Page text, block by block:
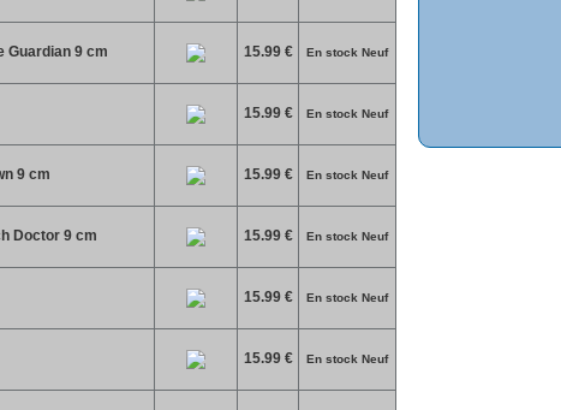
Guardian 9 cm 15.99 € En stock Neuf
15.99 € En stock Neuf
9 cm 15.99 € En stock Neuf
Doctor 9 cm 15.99 € En stock Neuf
15.99 € En stock Neuf
15.99 € En stock Neuf